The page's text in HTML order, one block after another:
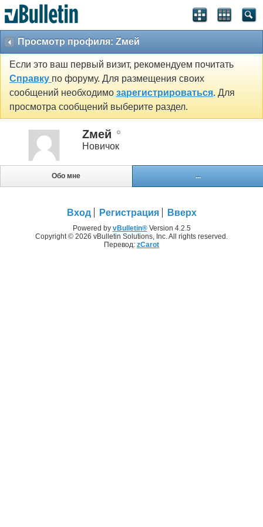
Просмотр профиля: Zмей
Если это ваш первый визит, рекомендуем почитать
Справку по форуму. Для размещения своих
сообщений необходимо зарегистрироваться. Для
просмотра сообщений выберите раздел.
Zмей
Новичок
Обо мне ...
Вход Регистрация Вверх
Powered by vBulletin®Version 4.2.5
Copyright © 2026 vBulletin Solutions, Inc. All rights reserved.
Перевод: zCarot